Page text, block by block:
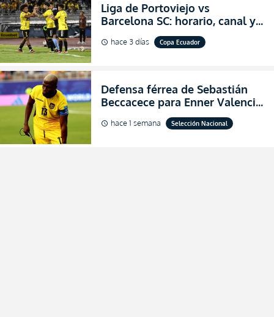
Liga de Portoviejo vs
Barcelona SC: horario, canal y
dónde ver EN VIVO los octavos
de final de la Copa Ecuador
schedule hace 3 días Copa Ecuador
Defensa férrea de Sebastián
Beccacece para Enner Valencia
al indicar que era el hombre
indicado para Ecuador
schedule hace 1 semana Selección Nacional